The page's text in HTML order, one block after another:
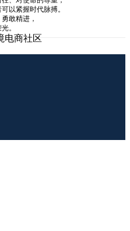
以紧握时代脉搏。
敢精进，
。
电商社区